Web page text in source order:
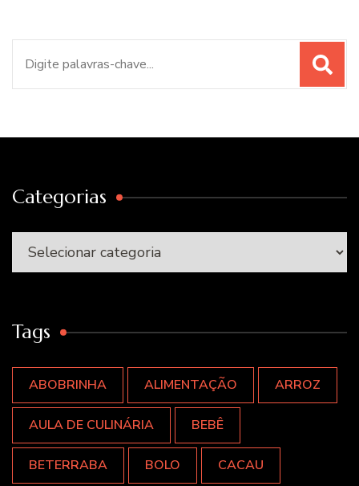
Categorias
Categorias
Tags
ABOBRINHA ALIMENTAÇÃO ARROZ
AULA DE CULINÁRIA BEBÊ
BETERRABA BOLO CACAU